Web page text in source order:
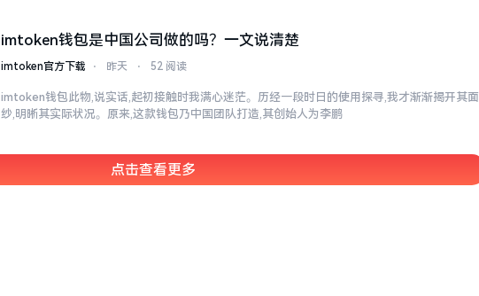
imtoken钱包是中国公司做的吗？一文说清楚
imtoken官方下载 ⋅ 昨天 ⋅ 52 阅读
imtoken钱包此物,说实话,起初接触时我满心迷茫。历经一段时日的使用探寻,我才渐渐揭开其面
纱,明晰其实际状况。原来,这款钱包乃中国团队打造,其创始人为李鹏
点击查看更多